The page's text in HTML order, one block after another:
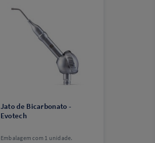
Classic 300 g, 1 garrafa de pó
Airflow Plus 400 g, 1 kit de
treinamento, 1 cabo de energia e
1 kit de manutenção da GBT
Jato de Bicarbonato -
Evotech
Embalagem com 1 unidade.